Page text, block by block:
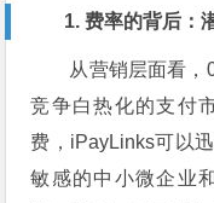
1. 费率的背后：
从营销层面看，
竞争白热化的支付
费，iPayLinks可以
敏感的中小微企业